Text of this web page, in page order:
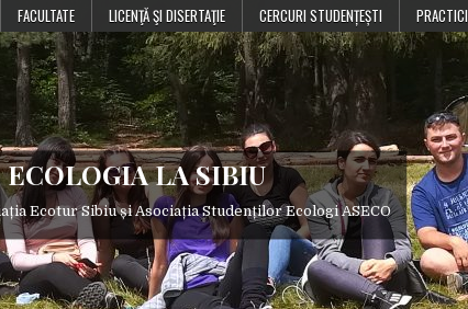
FACULTATE LICENŢĂ ŞI DISERTAŢIE CERCURI STUDENȚEȘTI PRACTICI
ECOLOGIA LA SIBIU
Ecotur Sibiu și Asociația Studenților Ecologi ASECO